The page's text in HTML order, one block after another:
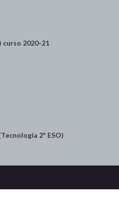
2020-21
2º ESO)